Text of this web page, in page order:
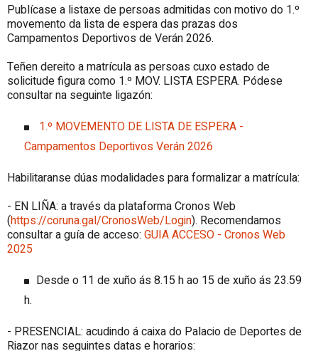
Publícase a listaxe de persoas admitidas con motivo do 1.º
movemento da lista de espera das prazas dos
Campamentos Deportivos de Verán 2026.
Teñen dereito a matrícula as persoas cuxo estado de
solicitude figura como 1.º MOV. LISTA ESPERA. Pódese
consultar na seguinte ligazón:
1.º MOVEMENTO DE LISTA DE ESPERA -
Campamentos Deportivos Verán 2026
Habilitaranse dúas modalidades para formalizar a matrícula:
- EN LIÑA: a través da plataforma Cronos Web
(https://coruna.gal/CronosWeb/Login). Recomendamos
consultar a guía de acceso: GUIA ACCESO - Cronos Web
2025
Desde o 11 de xuño ás 8.15 h ao 15 de xuño ás 23.59
h.
- PRESENCIAL: acudindo á caixa do Palacio de Deportes de
Riazor nas seguintes datas e horarios: